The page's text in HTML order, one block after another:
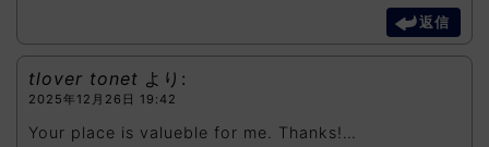
返信
tlover tonet より:
2025年12月26日 19:42
Your place is valueble for me. Thanks!…